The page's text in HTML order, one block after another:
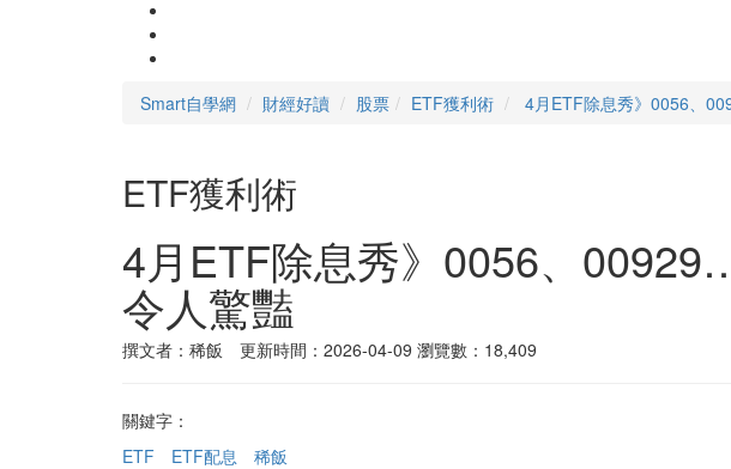
Smart自學網 財經好讀 股票 ETF獲利術 4月ETF除息秀》0056、
ETF獲利術
4月ETF除息秀》0056、
令人驚豔
撰文者：稀飯 更新時間：2026-04-09 瀏覽數：18,409
關鍵字：
ETF
ETF配息
稀飯